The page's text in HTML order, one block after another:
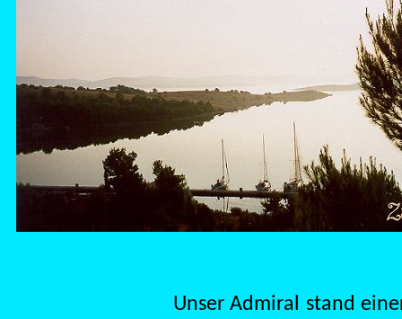
Unser Admiral stand